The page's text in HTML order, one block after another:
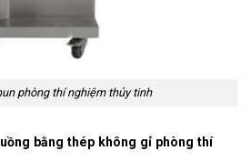
phòng thí nghiệm thủy tinh
bằng thép không gỉ phòng thí